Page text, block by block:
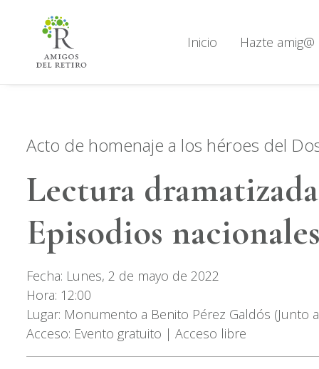
Inicio Hazte amig@
Acto de homenaje a los héroes del
Lectura
Episodios nacionales
Fecha: Lunes, 2 de mayo de 2022
Hora: 12:00
Lugar: Monumento a Benito Pérez Galdós (Junto
Acceso: Evento gratuito | Acceso libre